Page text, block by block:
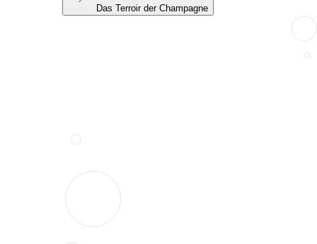
Das Terroir der Champagne